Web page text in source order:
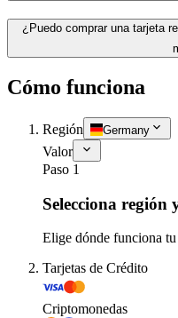
¿Puedo comprar una tarjeta
Cómo funciona
Región Germany
Valor
Paso 1
Selecciona región
Elige dónde funciona
Tarjetas de Crédito
Criptomonedas